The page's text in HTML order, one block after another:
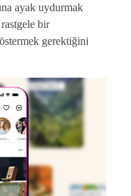
ayak uydurmak
bir
gerektiğini